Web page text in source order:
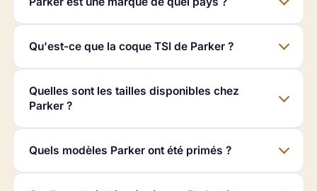
Qu'est-ce que la coque TSI de Parker ?
Quelles sont les tailles disponibles chez
Parker ?
Quels modèles Parker ont été primés ?